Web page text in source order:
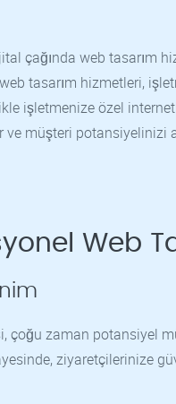
çağında web tasarım
tasarım hizmetleri,
işletmenize özel
ve müşteri potansiyelinizi
Web
çoğu zaman potansiyel
ziyaretçilerinize